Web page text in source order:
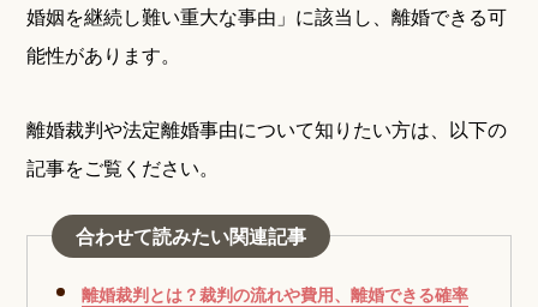
婚姻を継続し難い重大な事由」に該当し、離婚できる可
能性があります。
離婚裁判や法定離婚事由について知りたい方は、以下の
記事をご覧ください。
合わせて読みたい関連記事
離婚裁判とは？裁判の流れや費用、離婚できる確率